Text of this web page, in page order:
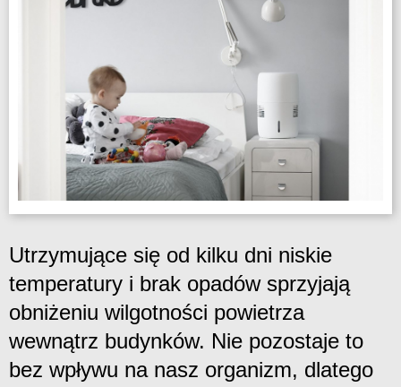
Utrzymujące się od kilku dni niskie
temperatury i brak opadów sprzyjają
obniżeniu wilgotności powietrza
wewnątrz budynków. Nie pozostaje to
bez wpływu na nasz organizm, dlatego